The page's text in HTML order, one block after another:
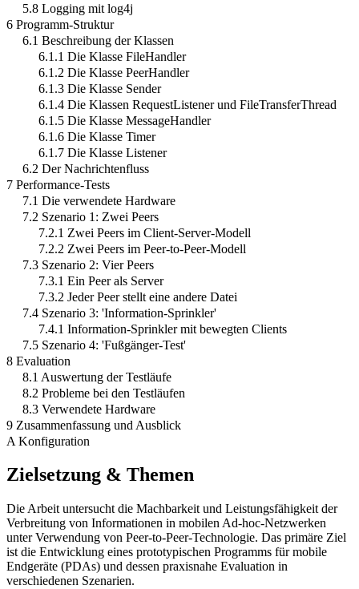
5.8 Logging mit log4j
6 Programm-Struktur
6.1 Beschreibung der Klassen
6.1.1 Die Klasse FileHandler
6.1.2 Die Klasse PeerHandler
6.1.3 Die Klasse Sender
6.1.4 Die Klassen RequestListener und FileTransferThread
6.1.5 Die Klasse MessageHandler
6.1.6 Die Klasse Timer
6.1.7 Die Klasse Listener
6.2 Der Nachrichtenfluss
7 Performance-Tests
7.1 Die verwendete Hardware
7.2 Szenario 1: Zwei Peers
7.2.1 Zwei Peers im Client-Server-Modell
7.2.2 Zwei Peers im Peer-to-Peer-Modell
7.3 Szenario 2: Vier Peers
7.3.1 Ein Peer als Server
7.3.2 Jeder Peer stellt eine andere Datei
7.4 Szenario 3: 'Information-Sprinkler'
7.4.1 Information-Sprinkler mit bewegten Clients
7.5 Szenario 4: 'Fußgänger-Test'
8 Evaluation
8.1 Auswertung der Testläufe
8.2 Probleme bei den Testläufen
8.3 Verwendete Hardware
9 Zusammenfassung und Ausblick
A Konfiguration
Zielsetzung & Themen
Die Arbeit untersucht die Machbarkeit und Leistungsfähigkeit der
Verbreitung von Informationen in mobilen Ad-hoc-Netzwerken
unter Verwendung von Peer-to-Peer-Technologie. Das primäre Ziel
ist die Entwicklung eines prototypischen Programms für mobile
Endgeräte (PDAs) und dessen praxisnahe Evaluation in
verschiedenen Szenarien.